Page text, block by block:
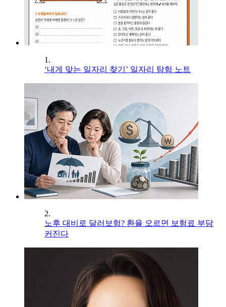
1.
‘내게 맞는 일자리 찾기’ 일자리 탐험 노트
2.
노후 대비로 달러보험? 환율 오르면 보험료 부담
커진다